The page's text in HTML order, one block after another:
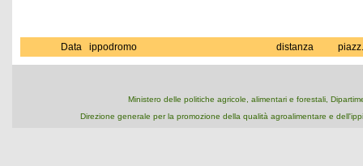
Data ippodromo distanza piazz.
Ministero delle politiche agricole, alimentari e forestali,
Direzione generale per la promozione della qualità agroalimentare e